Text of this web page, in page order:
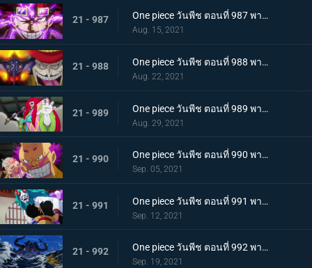
21 - 987 One piece วันพีช ตอนที่ 987 พากย์ไทย ฝันแตกสลาย กับดักล่อลวงซันจิ
Aug. 15, 2021
21 - 988 One piece วันพีช ตอนที่ 988 พากย์ไทย กำลังเสริมมาถึง! หัวหน้าหน่วยกลุ่มโจรสลัดหนวดขาว
Aug. 22, 2021
21 - 989 One piece วันพีช ตอนที่ 989 พากย์ไทย คำสาบานของบุรุษ! บราคิโอ้แทงก์สู้ดุเดือด
Aug. 29, 2021
21 - 990 One piece วันพีช ตอนที่ 990 พากย์ไทย ฟ้าสนั่น 8 ทิศ! ลูกชายไคโดปรากฏตัว
Sep. 05, 2021
21 - 991 One piece วันพีช ตอนที่ 991 พากย์ไทย เป็นศัตรูหรือเป็นมิตร? ลูฟี่กับยามาโตะ
Sep. 12, 2021
21 - 992 One piece วันพีช ตอนที่ 992 พากย์ไทย อยากจะเป็นโอเด้ง ความรู้สึกของยามาโตะ
Sep. 19, 2021